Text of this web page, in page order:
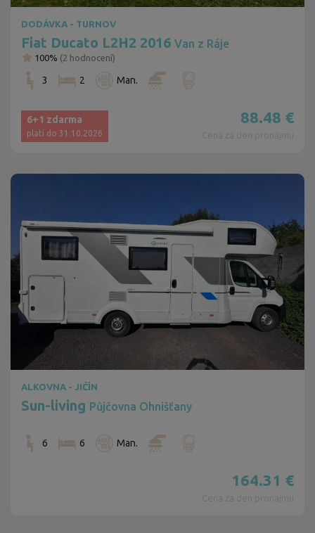
DODÁVKA - TURNOV
Fiat Ducato L2H2 2016 Van z Ráje
100% (2 hodnocení)
3 2 Man.
6+1 zdarma
platí do 31.10.2026
88.48 €
Cena za den pronájmu
ALKOVNA - JIČÍN
Sun-living Půjčovna Ohnišťany
6 6 Man.
164.31 €
Cena za den pronájmu